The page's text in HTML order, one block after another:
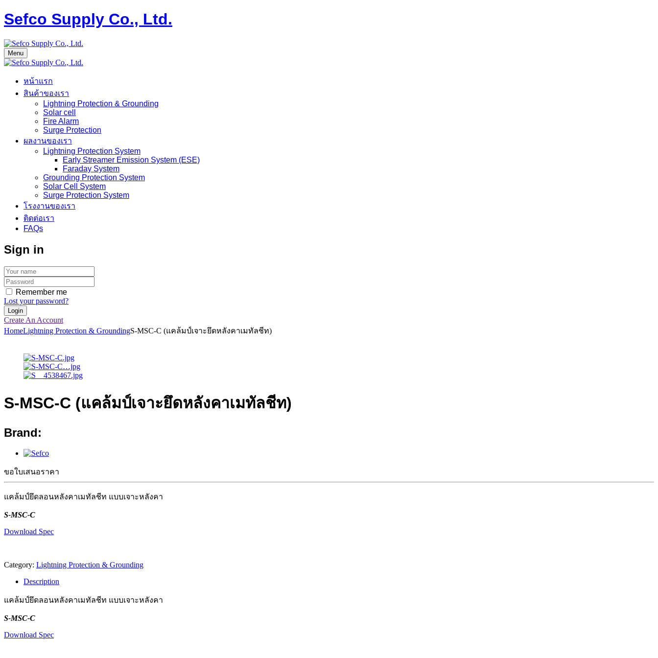
Sefco Supply Co., Ltd.
Menu
หน้าแรก
สินค้าของเรา
Lightning Protection & Grounding
Solar cell
Fire Alarm
Surge Protection
ผลงานของเรา
Lightning Protection System
Early Streamer Emission System (ESE)
Faraday System
Grounding Protection System
Solar Cell System
Surge Protection System
โรงงานของเรา
ติดต่อเรา
FAQs
Sign in
Remember me
Lost your password?
Create An Account
HomeLightning Protection & GroundingS-MSC-C (แคล้มป์เจาะยึดหลังคาเมทัลชีท)
S-MSC-C (แคล้มป์เจาะยึดหลังคาเมทัลชีท)
Brand:
ขอใบเสนอราคา
แคล้มป์ยึดลอนหลังคาเมทัลชีท แบบเจาะหลังคา
S-MSC-C
Download Spec
Category: Lightning Protection & Grounding
Description
แคล้มป์ยึดลอนหลังคาเมทัลชีท แบบเจาะหลังคา
S-MSC-C
Download Spec